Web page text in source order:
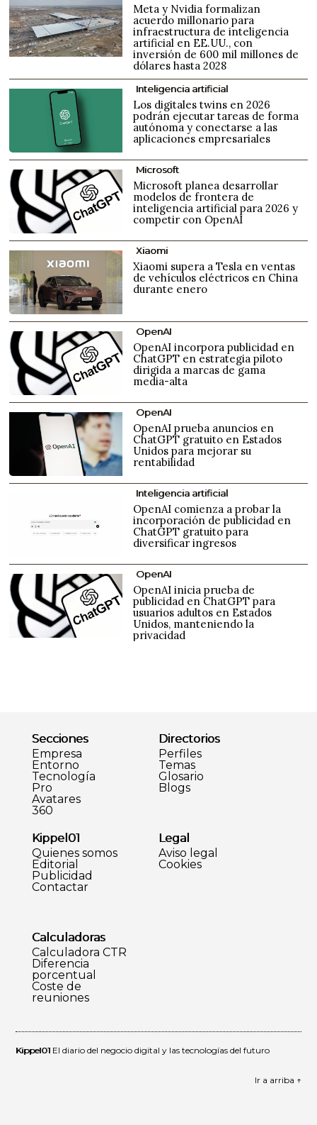
Meta y Nvidia formalizan
acuerdo millonario para
infraestructura de inteligencia
artificial en EE.UU., con
inversión de 600 mil millones de
dólares hasta 2028
Inteligencia artificial
Los digitales twins en 2026
podrán ejecutar tareas de forma
autónoma y conectarse a las
aplicaciones empresariales
Microsoft
Microsoft planea desarrollar
modelos de frontera de
inteligencia artificial para 2026 y
competir con OpenAI
Xiaomi
Xiaomi supera a Tesla en ventas
de vehículos eléctricos en China
durante enero
OpenAI
OpenAI incorpora publicidad en
ChatGPT en estrategia piloto
dirigida a marcas de gama
media-alta
OpenAI
OpenAI prueba anuncios en
ChatGPT gratuito en Estados
Unidos para mejorar su
rentabilidad
Inteligencia artificial
OpenAI comienza a probar la
incorporación de publicidad en
ChatGPT gratuito para
diversificar ingresos
OpenAI
OpenAI inicia prueba de
publicidad en ChatGPT para
usuarios adultos en Estados
Unidos, manteniendo la
privacidad
Secciones
Empresa
Entorno
Tecnología
Pro
Avatares
360
Directorios
Perfiles
Temas
Glosario
Blogs
Kippel01
Quienes somos
Editorial
Publicidad
Contactar
Legal
Aviso legal
Cookies
Calculadoras
Calculadora CTR
Diferencia
porcentual
Coste de
reuniones
Kippel01 El diario del negocio digital y las tecnologías del futuro
Ir a arriba ↑